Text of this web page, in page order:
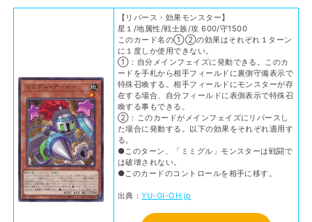
【リバース・効果モンスター】
星１/地属性/戦士族/攻 600/守1500
このカード名の①②の効果はそれぞれ１ターン
に１度しか使用できない。
①：自分メインフェイズに発動できる。このカ
ードを手札から相手フィールドに裏側守備表示で
特殊召喚する。相手フィールドにモンスターが存
在する場合、自分フィールドに表側表示で特殊召
喚する事もできる。
②：このカードがメインフェイズにリバースし
た場合に発動する。以下の効果をそれぞれ適用す
る。
●このターン、「ミミグル」モンスターは戦闘で
は破壊されない。
●このカードのコントロールを相手に移す。
出典：YU-GI-OH.jp